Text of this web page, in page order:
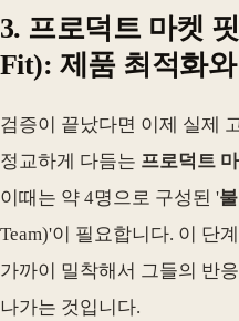
3. 프로덕트 마켓
Fit): 제품 최적화
검증이 끝났다면 이제 실제
정교하게 다듬는 프로덕트
이때는 약 4명으로 구성된 '
Team)'이 필요합니다. 이 단
가까이 밀착해서 그들의 반
나가는 것입니다.